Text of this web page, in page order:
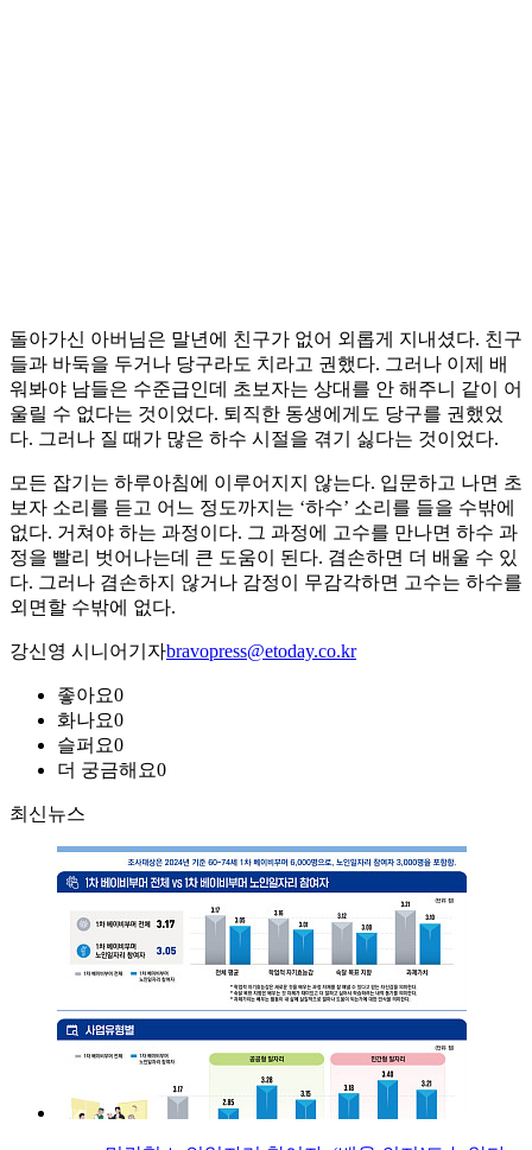
돌아가신 아버님은 말년에 친구가 없어 외롭게 지내셨다. 친구
들과 바둑을 두거나 당구라도 치라고 권했다. 그러나 이제 배
워봐야 남들은 수준급인데 초보자는 상대를 안 해주니 같이 어
울릴 수 없다는 것이었다. 퇴직한 동생에게도 당구를 권했었
다. 그러나 질 때가 많은 하수 시절을 겪기 싫다는 것이었다.
모든 잡기는 하루아침에 이루어지지 않는다. 입문하고 나면 초
보자 소리를 듣고 어느 정도까지는 ‘하수’ 소리를 들을 수밖에
없다. 거쳐야 하는 과정이다. 그 과정에 고수를 만나면 하수 과
정을 빨리 벗어나는데 큰 도움이 된다. 겸손하면 더 배울 수 있
다. 그러나 겸손하지 않거나 감정이 무감각하면 고수는 하수를
외면할 수밖에 없다.
강신영 시니어기자bravopress@etoday.co.kr
좋아요0
화나요0
슬퍼요0
더 궁금해요0
최신뉴스